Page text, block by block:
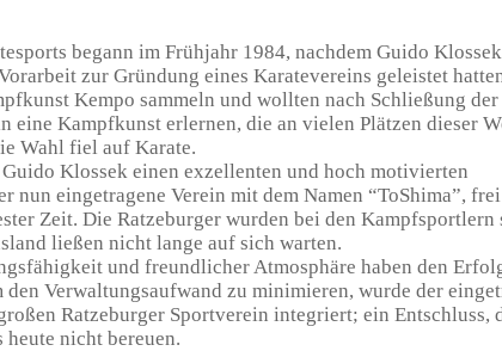
begann im Frühjahr 1984, nachdem Guido
zur Gründung eines Karatevereins geleistet
Kempo sammeln und wollten nach Schließung der
Kampfkunst erlernen, die an vielen Plätzen dieser
Wahl fiel auf Karate.
Klossek einen exzellenten und hoch motivierten
nun eingetragene Verein mit dem Namen “ToShima”, frei
Zeit. Die Ratzeburger wurden bei den Kampfsportlern
ließen nicht lange auf sich warten.
und freundlicher Atmosphäre haben den
Verwaltungsaufwand zu minimieren, wurde der
Ratzeburger Sportverein integriert; ein Entschluss,
heute nicht bereuen.